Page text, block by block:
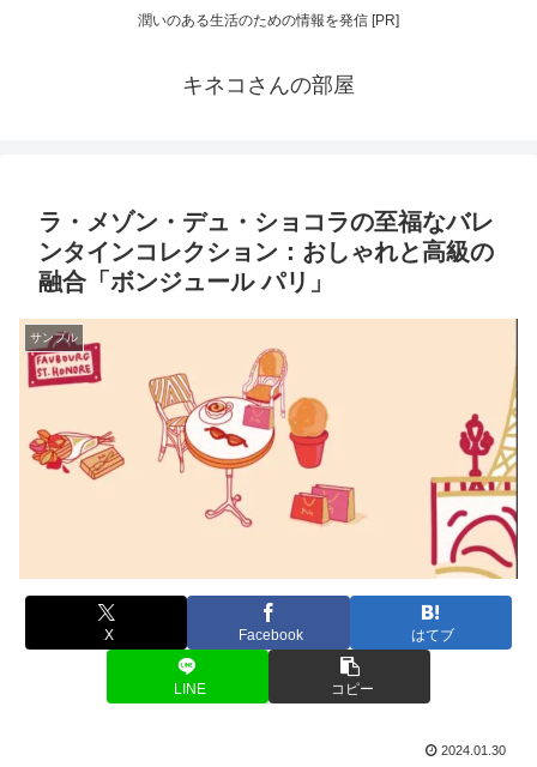
潤いのある生活のための情報を発信 [PR]
キネコさんの部屋
ラ・メゾン・デュ・ショコラの至福なバレ
ンタインコレクション：おしゃれと高級の
融合「ボンジュール パリ」
サンプル
X Facebook はてブ
LINE コピー
2024.01.30